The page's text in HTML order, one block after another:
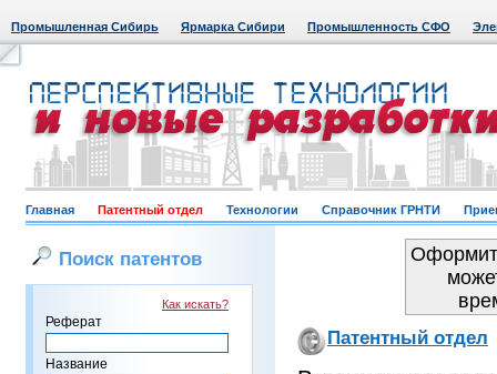
Промышленная Сибирь Ярмарка Сибири Промышленность СФО
Главная Патентный отдел Технологии Справочник ГРНТИ
Поиск патентов
Как искать?
Реферат
Название
Патентный отдел